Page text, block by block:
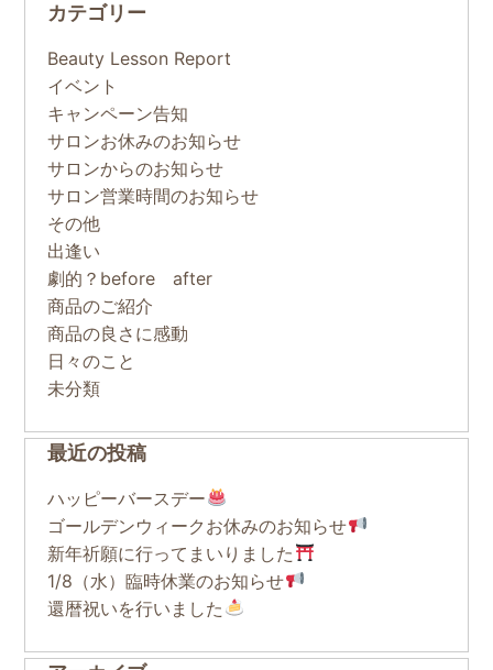
カテゴリー
Beauty Lesson Report
イベント
キャンペーン告知
サロンお休みのお知らせ
サロンからのお知らせ
サロン営業時間のお知らせ
その他
出逢い
劇的？before after
商品のご紹介
商品の良さに感動
日々のこと
未分類
最近の投稿
ハッピーバースデー
ゴールデンウィークお休みのお知らせ
新年祈願に行ってまいりました
1/8（水）臨時休業のお知らせ
還暦祝いを行いました